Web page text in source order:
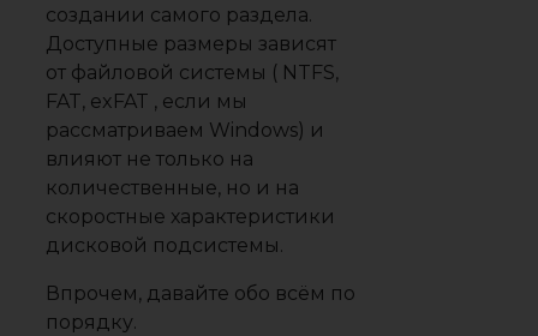
создании самого раздела.
Доступные размеры зависят
от файловой системы ( NTFS,
FAT, exFAT , если мы
рассматриваем Windows) и
влияют не только на
количественные, но и на
скоростные характеристики
дисковой подсистемы.
Впрочем, давайте обо всём по
порядку.